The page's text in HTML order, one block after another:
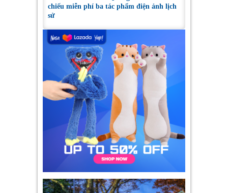
chiếu miễn phí ba tác phẩm điện ảnh lịch
sử